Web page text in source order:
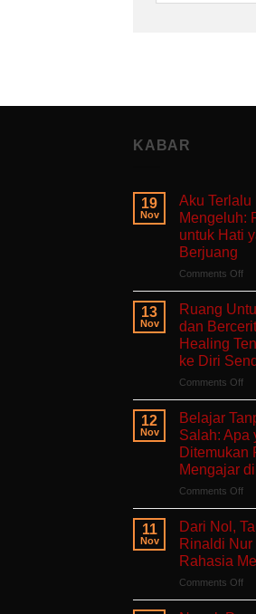
KABAR
19
Nov
Aku Terlalu
Mengeluh:
untuk Hati
Berjuang
Comments Offon
13
Nov
Ruang
dan
Healing
ke Diri
Comments Offon
Self-
ke
Diri
12
Nov
Belajar
Salah: Apa
Ditemukan
Mengajar
Comments Offon
11
Nov
Dari Nol,
Rinaldi Nur
Rahasia
Comments Offon